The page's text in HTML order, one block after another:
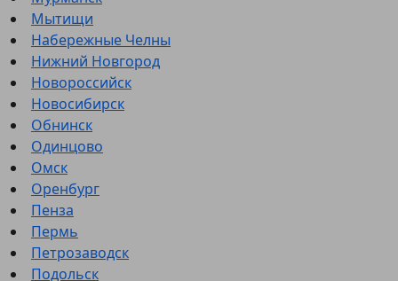
Мытищи
Набережные Челны
Нижний Новгород
Новороссийск
Новосибирск
Обнинск
Одинцово
Омск
Оренбург
Пенза
Пермь
Петрозаводск
Подольск